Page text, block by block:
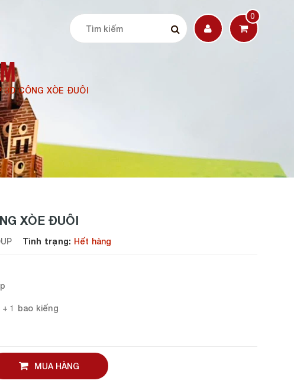
3D CÔNG XÒE ĐUÔI
XÒE ĐUÔI
Tình trạng: Hết hàng
1 bao kiếng
MUA HÀNG
0